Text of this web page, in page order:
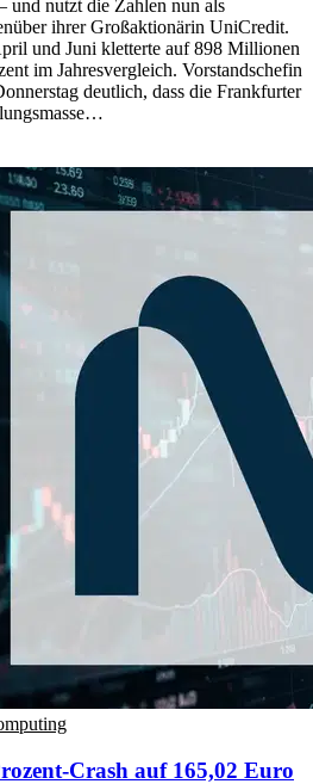
und nutzt die Zahlen nun als
ihrer Großaktionärin UniCredit.
und Juni kletterte auf 898 Millionen
im Jahresvergleich. Vorstandschefin
deutlich, dass die Frankfurter
Crash auf 165,02 Euro